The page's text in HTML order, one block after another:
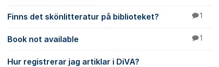
Finns det skönlitteratur på biblioteket? 1
Book not available 1
Hur registrerar jag artiklar i DiVA?